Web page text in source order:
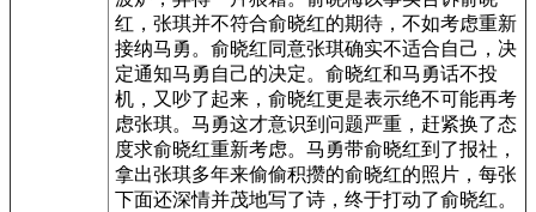
红，张琪并不符合俞晓红的期待，不如考虑重新
接纳马勇。俞晓红同意张琪确实不适合自己，决
定通知马勇自己的决定。俞晓红和马勇话不投
机，又吵了起来，俞晓红更是表示绝不可能再考
虑张琪。马勇这才意识到问题严重，赶紧换了态
度求俞晓红重新考虑。马勇带俞晓红到了报社，
拿出张琪多年来偷偷积攒的俞晓红的照片，每张
下面还深情并茂地写了诗，终于打动了俞晓红。